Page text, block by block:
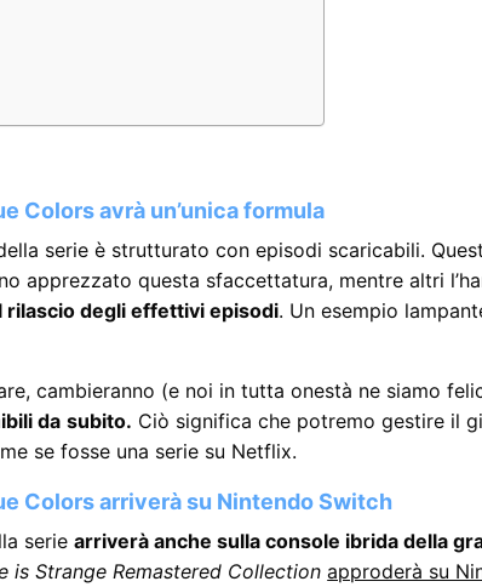
Colors avrà un’unica formula
serie è strutturato con episodi scaricabili.
apprezzato questa sfaccettatura, mentre altri
rilascio degli effettivi episodi. Un esempio
cambieranno (e noi in tutta onestà ne siamo
da subito. Ciò significa che potremo gestire il
se fosse una serie su Netflix.
Colors arriverà su Nintendo Switch
seriearriverà anche sulla console ibrida della
is Strange Remastered Collection approderà su